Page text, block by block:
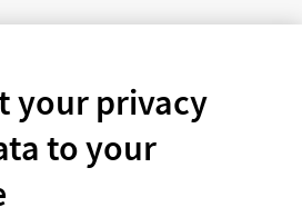
your privacy
to your